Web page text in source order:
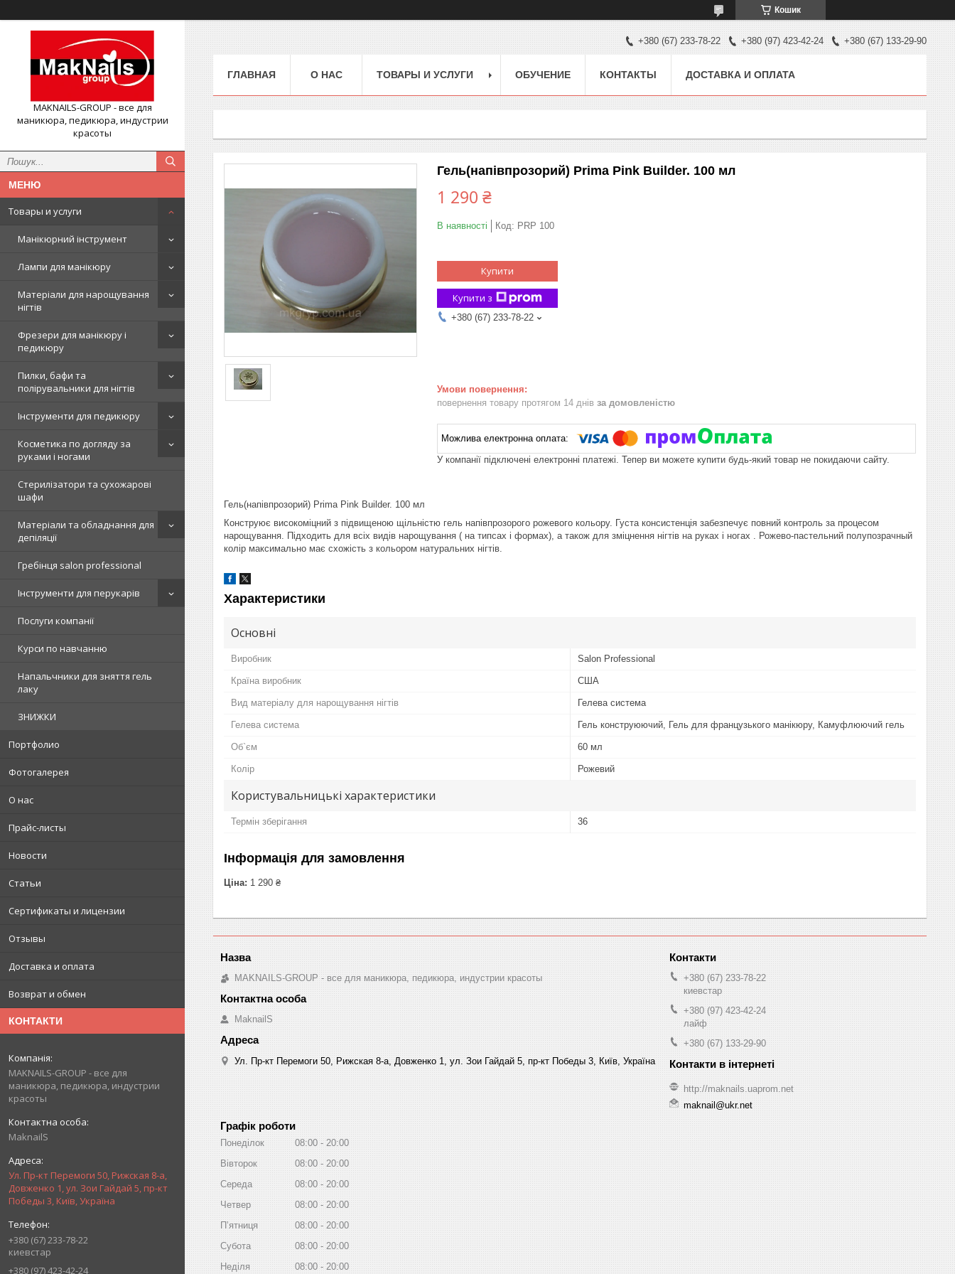
Кошик
MAKNAILS-GROUP - все для
маникюра, педикюра, индустрии
красоты
Товары и услуги
Манікюрний інструмент
Лампи для манікюру
Матеріали для нарощування
нігтів
Фрезери для манікюру і
педикюру
Пилки, бафи та
полірувальники для нігтів
Інструменти для педикюру
Косметика по догляду за
руками і ногами
Стерилізатори та сухожарові
шафи
Матеріали та обладнання для
депіляції
Гребінця salon professional
Інструменти для перукарів
Послуги компанії
Курси по навчанню
Напальчники для зняття гель
лаку
ЗНИЖКИ
Портфолио
Фотогалерея
О нас
Прайс-листы
Новости
Статьи
Сертификаты и лицензии
Отзывы
Доставка и оплата
Возврат и обмен
КОНТАКТИ
MAKNAILS-GROUP - все для
маникюра, педикюра, индустрии
красоты
MaknailS
Ул. Пр-кт Перемоги 50, Рижская 8-а,
Довженко 1, ул. Зои Гайдай 5, пр-кт
Победы 3, Київ, Україна
+380 (67) 233-78-22
киевстар
+380 (97) 423-42-24
+380 (67) 233-78-22 +380 (97) 423-42-24 +380 (67) 133-29-90
ГЛАВНАЯ О НАС ТОВАРЫ И УСЛУГИ ОБУЧЕНИЕ КОНТАКТЫ ДОСТАВКА И ОПЛАТА
Гель(напівпрозорий) Prima Pink Builder. 100 мл
1 290 ₴
В наявності Код: PRP 100
Купити
Купити з
+380 (67) 233-78-22
повернення товару протягом 14 днів за домовленістю
У компанії підключені електронні платежі. Тепер ви можете купити будь-який товар не покидаючи сайту.
Гель(напівпрозорий) Prima Pink Builder. 100 мл
Конструює високоміцний з підвищеною щільністю гель напівпрозорого рожевого кольору. Густа консистенція забезпечує повний контроль за процесом
нарощування. Підходить для всіх видів нарощування ( на типсах і формах), а також для зміцнення нігтів на руках і ногах . Рожево-пастельний полупозрачный
колір максимально має схожість з кольором натуральних нігтів.
Характеристики
Основні
Виробник Salon Professional
Країна виробник США
Вид матеріалу для нарощування нігтів Гелева система
Гелева система Гель конструюючий, Гель для французького манікюру, Камуфлюючий гель
Об`єм 60 мл
Колір Рожевий
Користувальницькі характеристики
Термін зберігання 36
Інформація для замовлення
Ціна: 1 290 ₴
MAKNAILS-GROUP - все для маникюра, педикюра, индустрии красоты
MaknailS
Ул. Пр-кт Перемоги 50, Рижская 8-а, Довженко 1, ул. Зои Гайдай 5, пр-кт Победы 3, Київ, Україна
+380 (67) 233-78-22
киевстар
+380 (97) 423-42-24
лайф
+380 (67) 133-29-90
http://maknails.uaprom.net
maknail@ukr.net
Графік роботи
Понеділок 08:00
20:00
Вівторок
08:00
20:00
Середа
08:00
20:00
Четвер
08:00
20:00
Пʼятниця
08:00
20:00
Субота
08:00
20:00
Неділя
08:00 20:00